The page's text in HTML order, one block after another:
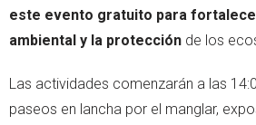
este evento gratuito para
ambiental y la protección de los
Las actividades comenzarán a las
paseos en lancha por el manglar,